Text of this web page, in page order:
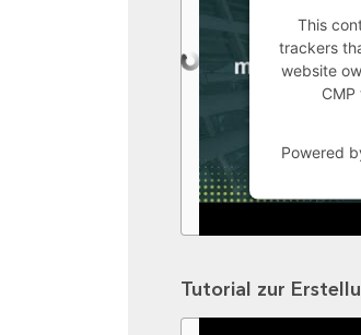
This
trackers
website
Powered
Tutorial zur